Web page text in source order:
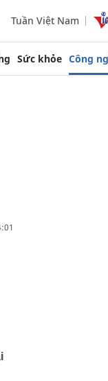
Tuần Việt Nam
Sức khỏe Công